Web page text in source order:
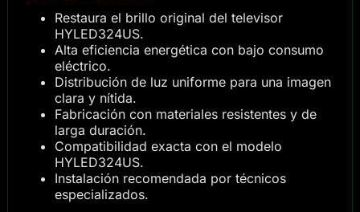
Restaura el brillo original del televisor
HYLED324US.
Alta eficiencia energética con bajo consumo
eléctrico.
Distribución de luz uniforme para una imagen
clara y nítida.
Fabricación con materiales resistentes y de
larga duración.
Compatibilidad exacta con el modelo
HYLED324US.
Instalación recomendada por técnicos
especializados.